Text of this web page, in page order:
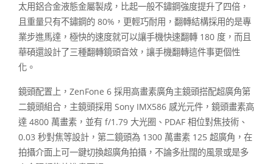
太用鋁合金液態金屬製成，比起一般不鏽鋼強度提升了四倍，
且重量只有不鏽鋼的 80%，更輕巧耐用，翻轉結構採用的是專
業步進馬達，極快的速度就可以讓手機快速翻轉 180 度，而且
華碩還設計了三種翻轉鏡頭音效，讓手機翻轉這件事更個性
化。
鏡頭配置上，ZenFone 6 採用高畫素廣角主鏡頭搭配超廣角第
二鏡頭組合，主鏡頭採用 Sony IMX586 感光元件，鏡頭畫素高
達 4800 萬畫素，並有 f/1.79 大光圈、PDAF 相位對焦技術、
0.03 秒對焦等設計，第二鏡頭為 1300 萬畫素 125 超廣角，在
拍攝介面上可一鍵切換超廣角拍攝，不論多壯闊的風景或是多